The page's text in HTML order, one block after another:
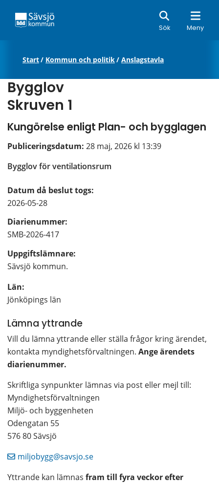
Sök Meny
Sök
Start/ Kommun och politik/ Anslagstavla
Bygglov
Skruven 1
Kungörelse enligt Plan- och bygglagen
Publiceringsdatum: 28 maj, 2026 kl 13:39
Bygglov för ventilationsrum
Datum då beslut togs:
2026-05-28
Diarienummer:
SMB-2026-417
Uppgiftslämnare:
Sävsjö kommun.
Län:
Jönköpings län
Lämna yttrande
Vill du lämna yttrande eller ställa frågor kring ärendet,
kontakta myndighetsförvaltningen. Ange ärendets
diarienummer.
Skriftliga synpunkter lämnas via post eller mejl till:
Myndighetsförvaltningen
Miljö- och byggenheten
Odengatan 55
576 80 Sävsjö
miljobygg@savsjo.se
Yttrande kan lämnas fram till fyra veckor efter